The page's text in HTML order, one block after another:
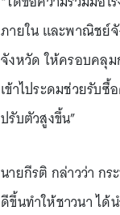
ภายใน และพาณิชย์จั
จังหวัด ให้ครอบคลุม
เข้าไประดมช่วยรับ
ปรับตัวสูงขึ้น”
นายกีรติ กล่าวว่า ก
ดีขึ้นทำให้ชาวนา ได้